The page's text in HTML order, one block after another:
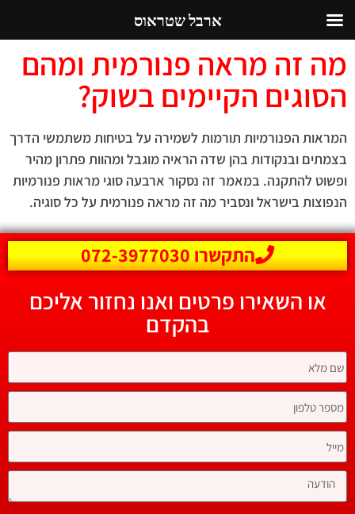
מה זה מראה פנורמית ומהם
הסוגים הקיימים בשוק?
המראות הפנורמיות תורמות לשמירה על בטיחות משתמשי הדרך
בצמתים ובנקודות בהן שדה הראיה מוגבל ומהוות פתרון מהיר
ופשוט להתקנה. במאמר זה נסקור ארבעה סוגי מראות פנורמיות
הנפוצות בישראל ונסביר מה זה מראה פנורמית על כל סוגיה.
התקשרו 072-3977030
או השאירו פרטים ואנו נחזור אליכם
בהקדם
ארבל שטראוס